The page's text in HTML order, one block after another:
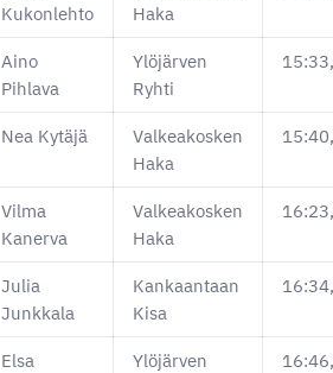
Kukonlehto
Haka
Aino
Pihlava
Ylöjärven
Ryhti
Nea Kytäjä
Valkeakosken
Haka
Vilma
Kanerva
Valkeakosken
Haka
Julia
Junkkala
Kankaantaan
Kisa
Elsa
Ylöjärven